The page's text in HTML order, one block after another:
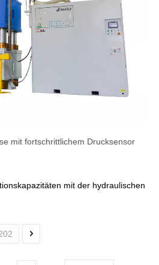
mit fortschrittlichem Drucksensor
mit der hydraulischen